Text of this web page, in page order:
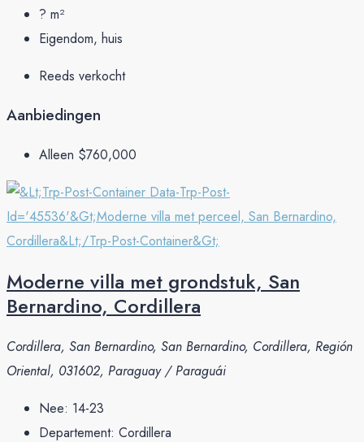
? m²
Eigendom, huis
Reeds verkocht
Aanbiedingen
Alleen $760,000
Moderne villa met grondstuk, San
Bernardino, Cordillera
Cordillera, San Bernardino, San Bernardino, Cordillera, Región
Oriental, 031602, Paraguay / Paraguái
Nee: 14-23
Departement: Cordillera